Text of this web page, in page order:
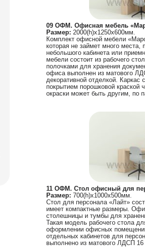
09 ОФМ. Офисная мебель
Размер: 2000(h)х1250х600мм.
Комплект офисной мебели
которая не займет много
небольшого кабинета или
мебели состоит из рабочего
полочками для хранения
офиса выполнен из матового
декоративной отделкой.
покрытием порошковой краской
окраски может быть другим, по
11 ОФМ. Стол офисный для
Размер: 700(h)х1000х500мм.
Стол для персонала «Лайт»
имеет компактные размеры.
столешницы и тумбы для
Такая модель рабочего стола
оформлении офисных
отдельных кабинетов для
выполнено из матового ЛДСП 16